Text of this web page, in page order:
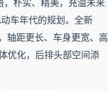
朴实、精美，充溢未来
车年代的规划。全新
轴距更长、车身更宽、高
优化，后排头部空间添